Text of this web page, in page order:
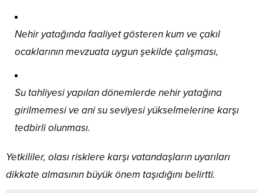
Nehir yatağında faaliyet gösteren kum ve çakıl
ocaklarının mevzuata uygun şekilde çalışması,
Su tahliyesi yapılan dönemlerde nehir yatağına
girilmemesi ve ani su seviyesi yükselmelerine karşı
tedbirli olunması.
Yetkililer, olası risklere karşı vatandaşların uyarıları
dikkate almasının büyük önem taşıdığını belirtti.